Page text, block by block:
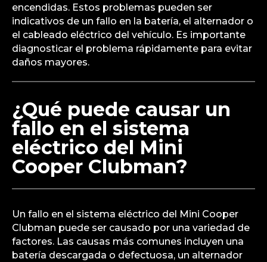
encendidas. Estos problemas pueden ser
indicativos de un fallo en la batería, el alternador o
el cableado eléctrico del vehículo. Es importante
diagnosticar el problema rápidamente para evitar
daños mayores.
¿Qué puede causar un
fallo en el sistema
eléctrico del Mini
Cooper Clubman?
Un fallo en el sistema eléctrico del Mini Cooper
Clubman puede ser causado por una variedad de
factores. Las causas más comunes incluyen una
batería descargada o defectuosa, un alternador